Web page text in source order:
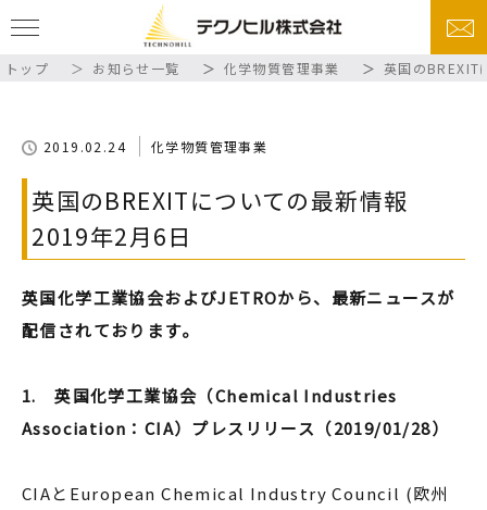
トップ お知らせ一覧 化学物質管理事業 英国の
2019.02.24 化学物質管理事業
英国のBREXITについての最新情報
2019年2月6日
英国化学工業協会およびJETROから、最新ニュースが
配信されております。
1. 英国化学工業協会（Chemical Industries
Association：CIA）プレスリリース（2019/01/28）
CIAとEuropean Chemical Industry Council (欧州